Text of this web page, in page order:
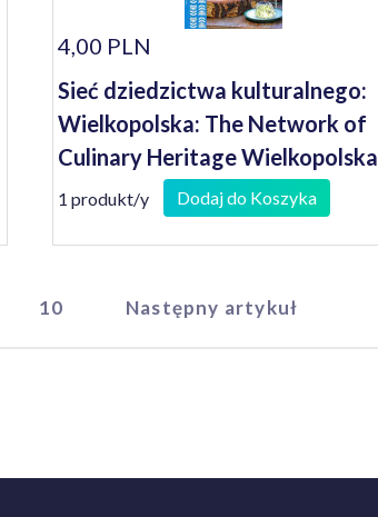
4,00 PLN
Sieć dziedzictwa kulturalnego:
Wielkopolska: The Network of
Culinary Heritage Wielkopolska
1 produkt/y Dodaj do Koszyka
10 Następny artykuł